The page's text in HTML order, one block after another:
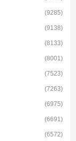
(9285)
(9138)
(8133)
(8001)
(7523)
(7263)
(6975)
(6691)
(6572)